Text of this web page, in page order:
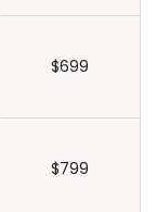
$699
$799